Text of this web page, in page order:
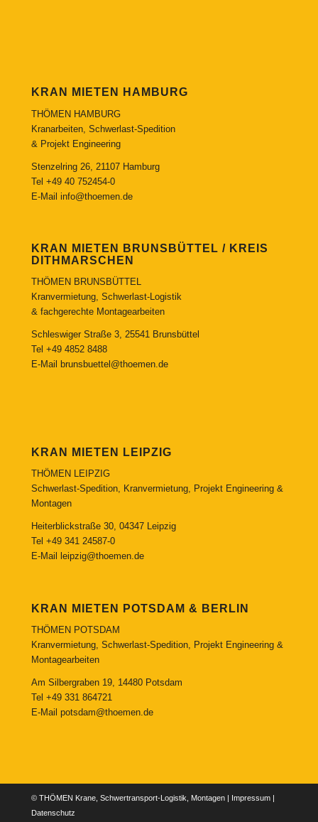
KRAN MIETEN HAMBURG
THÖMEN HAMBURG
Kranarbeiten, Schwerlast-Spedition
& Projekt Engineering
Stenzelring 26, 21107 Hamburg
Tel +49 40 752454-0
E-Mail info@thoemen.de
KRAN MIETEN BRUNSBÜTTEL / KREIS
DITHMARSCHEN
THÖMEN BRUNSBÜTTEL
Kranvermietung, Schwerlast-Logistik
& fachgerechte Montagearbeiten
Schleswiger Straße 3, 25541 Brunsbüttel
Tel +49 4852 8488
E-Mail
brunsbuettel@thoemen.de
KRAN MIETEN LEIPZIG
THÖMEN LEIPZIG
Schwerlast-Spedition, Kranvermietung, Projekt Engineering &
Montagen
Heiterblickstraße 30, 04347 Leipzig
Tel +49 341 24587-0
E-Mail
leipzig@thoemen.de
KRAN MIETEN POTSDAM & BERLIN
THÖMEN POTSDAM
Kranvermietung, Schwerlast-Spedition, Projekt Engineering &
Montagearbeiten
Am Silbergraben 19, 14480 Potsdam
Tel +49 331 864721
E-Mail potsdam@thoemen.de
© THÖMEN Krane, Schwertransport-Logistik, Montagen | Impressum|
Datenschutz